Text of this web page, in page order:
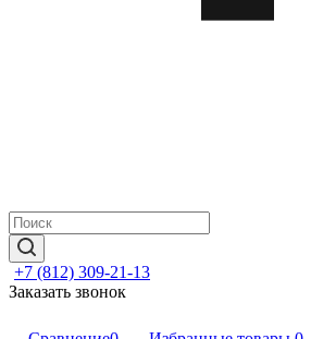
+7 (812) 309-21-13
Заказать звонок